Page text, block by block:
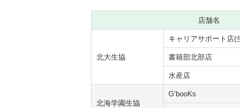
店舗名
北大生協
キャリアサポート店(
書籍部北部店
水産店
北海学園生協
G'booKs